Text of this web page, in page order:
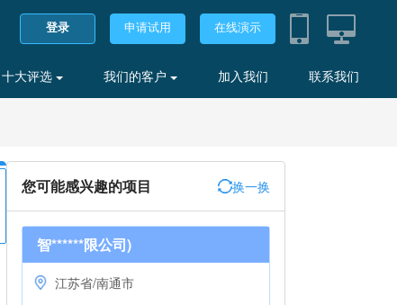
登录 申请试用 在线演示
十大评选 我们的客户 加入我们 联系我们
您可能感兴趣的项目 换一换
智******限公司)
江苏省/南通市